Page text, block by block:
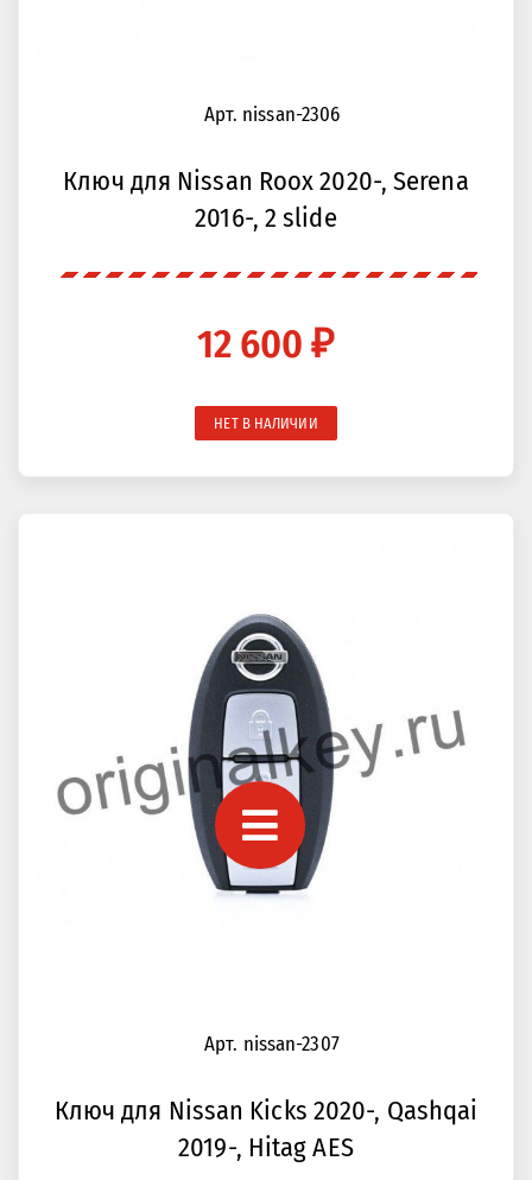
Арт. nissan-2306
Ключ для Nissan Roox 2020-, Serena
2016-, 2 slide
12 600 ₽
НЕТ В НАЛИЧИИ
Арт. nissan-2307
Ключ для Nissan Kicks 2020-, Qashqai
2019-, Hitag AES